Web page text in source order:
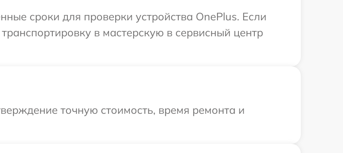
сроки для проверки устройства OnePlus. Если
в мастерскую в сервисный центр
точную стоимость, время ремонта и